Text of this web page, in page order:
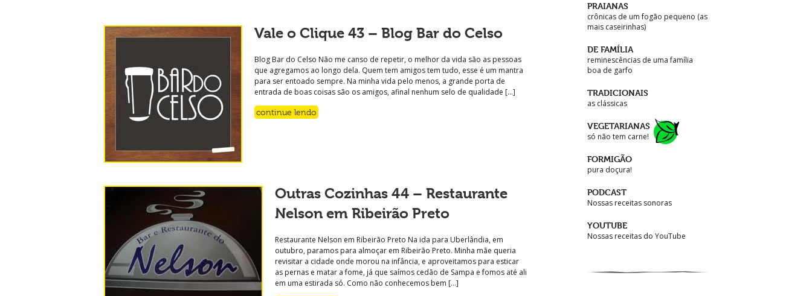
Vale o Clique 43 – Blog Bar do Celso
Blog Bar do Celso Não me canso de repetir, o melhor da vida são as pessoas
que agregamos ao longo dela. Quem tem amigos tem tudo, esse é um mantra
para ser entoado sempre. Na minha vida pelo menos, a grande porta de
entrada de boas coisas são os amigos, afinal nenhum selo de qualidade […]
continue lendo
Outras Cozinhas 44 – Restaurante
Nelson em Ribeirão Preto
Restaurante Nelson em Ribeirão Preto Na ida para Uberlândia, em
outubro, paramos para almoçar em Ribeirão Preto. Minha mãe queria
revisitar a cidade onde morou na infância, e aproveitamos para esticar
as pernas e matar a fome, já que saímos cedão de Sampa e fomos até ali
em uma estirada só. Como não conhecemos bem […]
PRAIANAS
crônicas de um fogão pequeno (as
mais caseirinhas)
DE FAMÍLIA
reminescências de uma família
boa de garfo
TRADICIONAIS
as clássicas
VEGETARIANAS
só não tem carne!
FORMIGÃO
pura doçura!
PODCAST
Nossas receitas sonoras
YOUTUBE
Nossas receitas do YouTube